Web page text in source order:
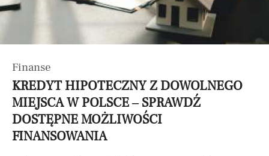
Finanse
KREDYT HIPOTECZNY Z DOWOLNEGO
MIEJSCA W POLSCE – SPRAWDŹ
DOSTĘPNE MOŻLIWOŚCI
FINANSOWANIA